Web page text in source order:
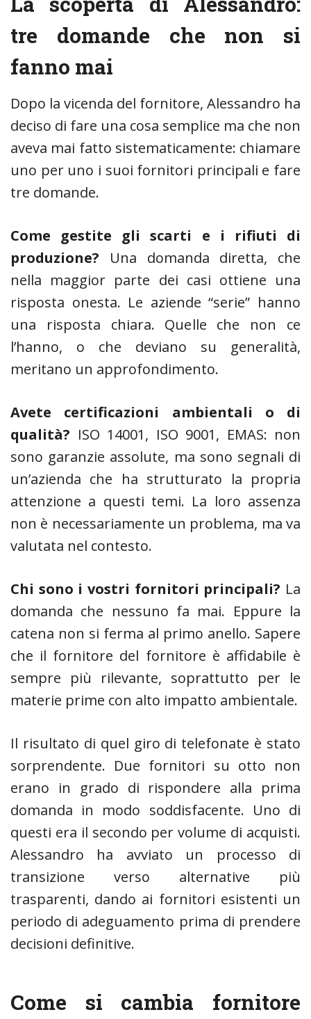
tre domande che non si
fanno mai
Dopo la vicenda del fornitore, Alessandro ha
deciso di fare una cosa semplice ma che non
aveva mai fatto sistematicamente: chiamare
uno per uno i suoi fornitori principali e fare
tre domande.
Come gestite gli scarti e i rifiuti di
produzione? Una domanda diretta, che
nella maggior parte dei casi ottiene una
risposta onesta. Le aziende “serie” hanno
una risposta chiara. Quelle che non ce
l’hanno, o che deviano su generalità,
meritano un approfondimento.
Avete certificazioni ambientali o di
qualità? ISO 14001, ISO 9001, EMAS: non
sono garanzie assolute, ma sono segnali di
un’azienda che ha strutturato la propria
attenzione a questi temi. La loro assenza
non è necessariamente un problema, ma va
valutata nel contesto.
Chi sono i vostri fornitori principali? La
domanda che nessuno fa mai. Eppure la
catena non si ferma al primo anello. Sapere
che il fornitore del fornitore è affidabile è
sempre più rilevante, soprattutto per le
materie prime con alto impatto ambientale.
Il risultato di quel giro di telefonate è stato
sorprendente. Due fornitori su otto non
erano in grado di rispondere alla prima
domanda in modo soddisfacente. Uno di
questi era il secondo per volume di acquisti.
Alessandro ha avviato un processo di
transizione verso alternative più
trasparenti, dando ai fornitori esistenti un
periodo di adeguamento prima di prendere
decisioni definitive.
Come si cambia fornitore